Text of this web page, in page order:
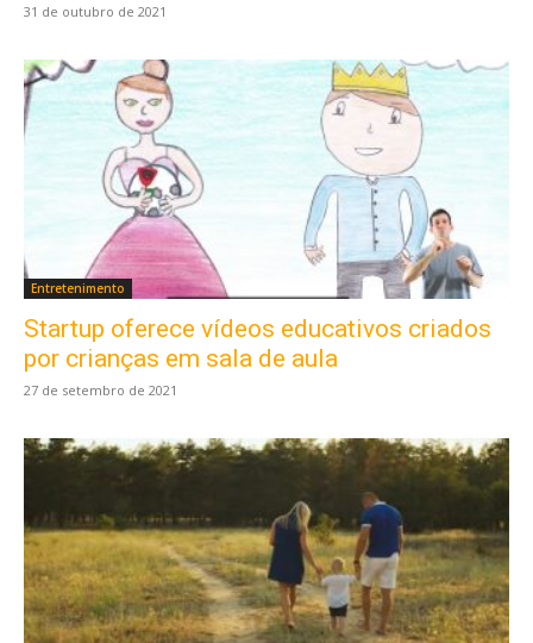
31 de outubro de 2021
Entretenimento
Startup oferece vídeos educativos criados
por crianças em sala de aula
27 de setembro de 2021